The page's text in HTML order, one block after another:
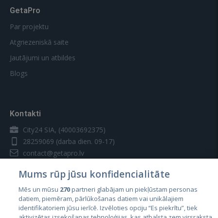
GetaPro
Par projektu
Atgriezeniskā saite
Jautājumi un atbildes
Blogs
Kontakti
City24 SIA, (40003692375)
28259069 (darba dien. 09-17)
contact@getapro.lv
Valstis
Mums rūp jūsu konfidencialitāte
Mēs un mūsu 270partneri glabājam un piekļūstam personas
datiem, piemēram, pārlūkošanas datiem vai unikālajiem
identifikatoriem jūsu ierīcē. Izvēloties opciju “Es piekrītu”, tiek